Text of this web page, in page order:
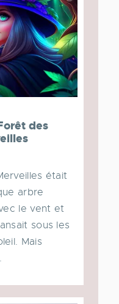
des
était
arbre
le vent et
sous les
Mais